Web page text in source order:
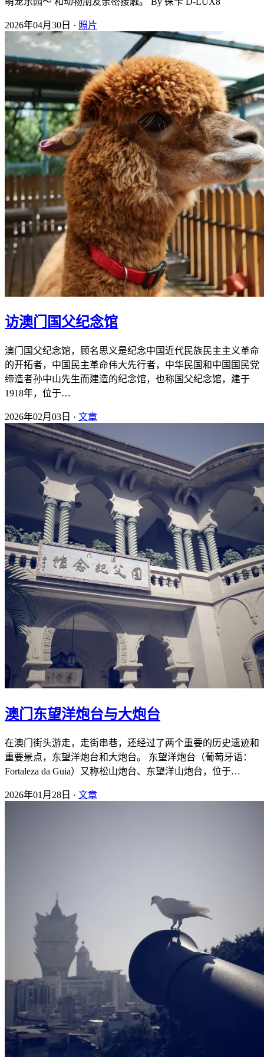
2026年04月30日 · 照片
访澳门国父纪念馆
澳门国父纪念馆，顾名思义是纪念中国近代民族民主主义革命
的开拓者，中国民主革命伟大先行者，中华民国和中国国民党
缔造者孙中山先生而建造的纪念馆，也称国父纪念馆，建于
1918年，位于…
2026年02月03日 · 文章
澳门东望洋炮台与大炮台
在澳门街头游走，走街串巷，还经过了两个重要的历史遗迹和
重要景点，东望洋炮台和大炮台。 东望洋炮台（葡萄牙语：
Fortaleza da Guia）又称松山炮台、东望洋山炮台，位于…
2026年01月28日 · 文章